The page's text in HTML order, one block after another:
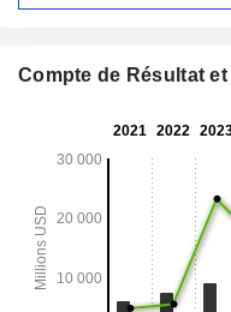
Compte de Résultat